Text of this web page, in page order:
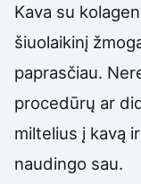
Kava su
šiuolaikinį
paprasčiau.
procedūrų ar
miltelius į kavą
naudingo sau.